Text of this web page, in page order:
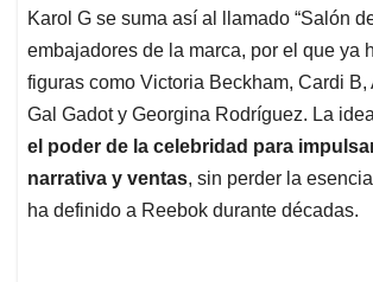
Karol G se suma así al llamado “Salón
embajadores de la marca, por el que ya
figuras como Victoria Beckham, Cardi B,
Gal Gadot y Georgina Rodríguez. La
el poder de la celebridad para
narrativa y ventas, sin perder la
ha definido a Reebok durante décadas.